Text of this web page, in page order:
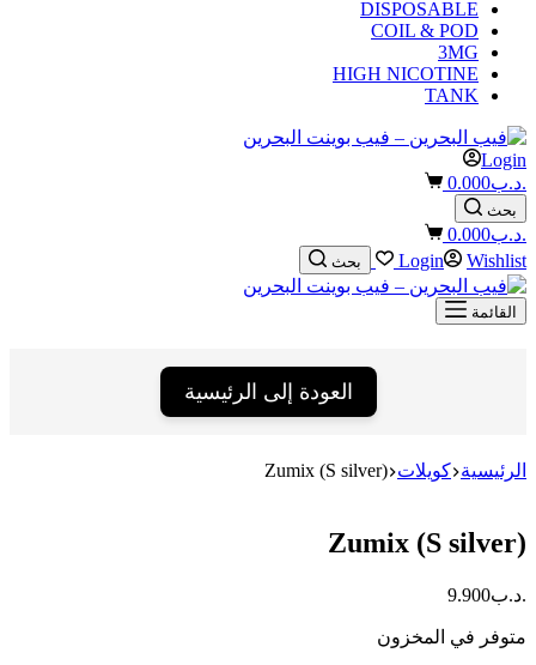
DISPOSABLE
COIL & POD
3MG
HIGH NICOTINE
TANK
Login
Shopping
cart
.د.ب0.000
بحث
Shopping
cart
.د.ب0.000
Login
Wishlist بحث
القائمة
العودة إلى الرئيسية
الرئيسية كويلات Zumix (S silver)
Zumix (S silver)
.د.ب9.900
متوفر في المخزون